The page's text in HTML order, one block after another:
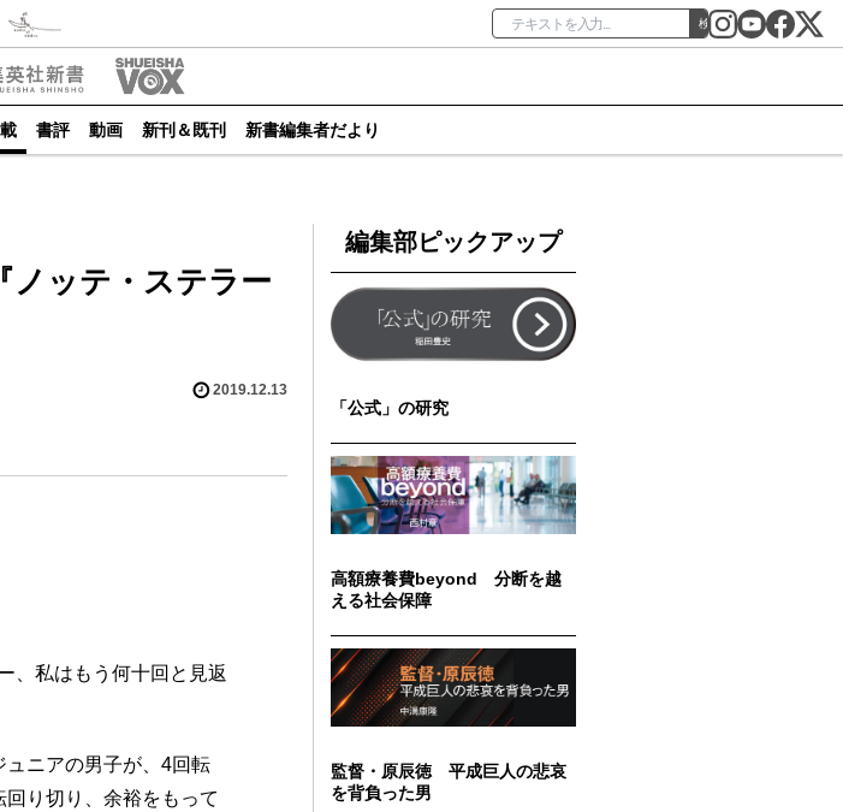
検索
書評 動画 新刊＆既刊 新書編集者だより
ノッテ・ステラー
2019.12.13
、私はもう何十回と見返
ニアの男子が、4回転
り切り、余裕をもって
編集部ピックアップ
「公式」の研究
高額療養費beyond 分断を越
える社会保障
監督・原辰徳 平成巨人の悲哀
を背負った男